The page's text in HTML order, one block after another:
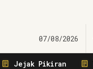
07/08/2026
Jejak Pikiran